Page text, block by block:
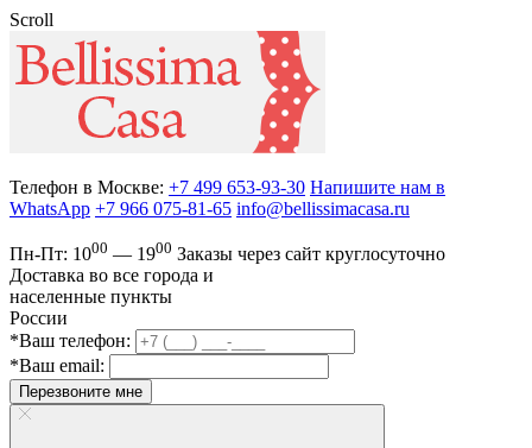
Scroll
Телефон в Москве: +7 499 653-93-30 Напишите нам в
WhatsApp +7 966 075-81-65 info@bellissimacasa.ru
Пн-Пт: 1000 — 1900 Заказы через сайт круглосуточно
Доставка во все города и
населенные пункты
России
*Ваш телефон:
*Ваш email:
Перезвоните мне